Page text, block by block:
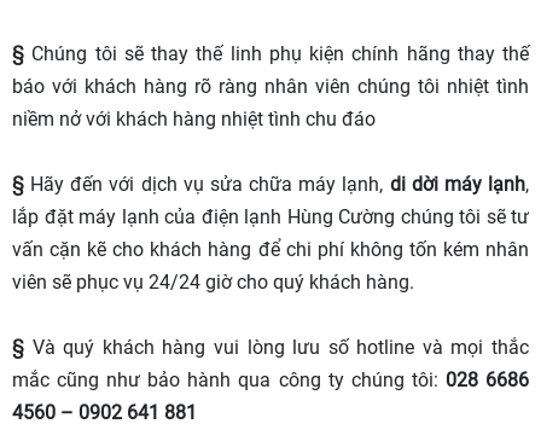
§ Chúng tôi sẽ thay thế linh phụ kiện chính hãng thay thế
báo với khách hàng rõ ràng nhân viên chúng tôi nhiệt tình
niềm nở với khách hàng nhiệt tình chu đáo
§ Hãy đến với dịch vụ sửa chữa máy lạnh, di dời máy lạnh,
lắp đặt máy lạnh của điện lạnh Hùng Cường chúng tôi sẽ tư
vấn cặn kẽ cho khách hàng để chi phí không tốn kém nhân
viên sẽ phục vụ 24/24 giờ cho quý khách hàng.
§ Và quý khách hàng vui lòng lưu số hotline và mọi thắc
mắc cũng như bảo hành qua công ty chúng tôi: 028 6686
4560 – 0902 641 881